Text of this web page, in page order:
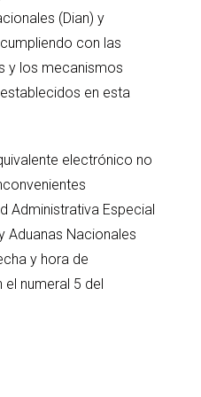
(Dian) y
con las
y los mecanismos
en esta
electrónico no
Administrativa Especial
Aduanas Nacionales
y hora de
el numeral 5 del